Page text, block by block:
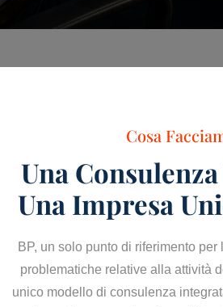
Cosa
Una
Una Impresa
BP, un solo punto di riferimento
problematiche relative alla attività
unico modello di consulenza